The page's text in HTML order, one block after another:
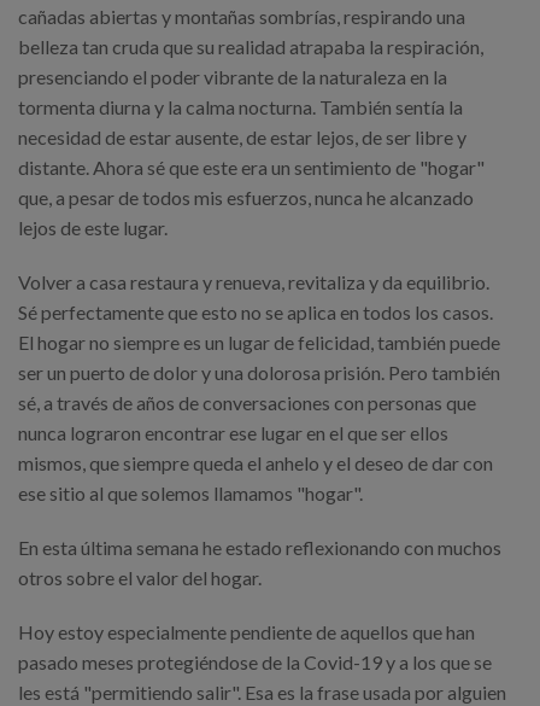
cañadas abiertas y montañas sombrías, respirando una
belleza tan cruda que su realidad atrapaba la respiración,
presenciando el poder vibrante de la naturaleza en la
tormenta diurna y la calma nocturna. También sentía la
necesidad de estar ausente, de estar lejos, de ser libre y
distante. Ahora sé que este era un sentimiento de "hogar"
que, a pesar de todos mis esfuerzos, nunca he alcanzado
lejos de este lugar.
Volver a casa restaura y renueva, revitaliza y da equilibrio.
Sé perfectamente que esto no se aplica en todos los casos.
El hogar no siempre es un lugar de felicidad, también puede
ser un puerto de dolor y una dolorosa prisión. Pero también
sé, a través de años de conversaciones con personas que
nunca lograron encontrar ese lugar en el que ser ellos
mismos, que siempre queda el anhelo y el deseo de dar con
ese sitio al que solemos llamamos "hogar".
En esta última semana he estado reflexionando con muchos
otros sobre el valor del hogar.
Hoy estoy especialmente pendiente de aquellos que han
pasado meses protegiéndose de la Covid-19 y a los que se
les está "permitiendo salir". Esa es la frase usada por alguien